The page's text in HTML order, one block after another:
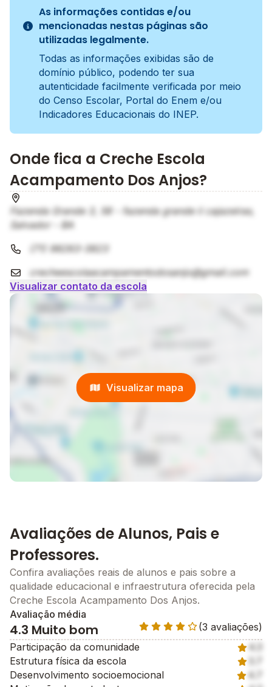
adotados pela escola no processo de ensino e
aprendizagem do aluno.
As informações contidas e/ou
mencionadas nestas páginas são
utilizadas legalmente.
Todas as informações exibidas são de
domínio público, podendo ter sua
autenticidade facilmente verificada por meio
do Censo Escolar, Portal do Enem e/ou
Indicadores Educacionais do INEP.
Onde fica a Creche Escola
Acampamento Dos Anjos?
Fazenda Grande 3, 58 - fazenda grande ii cajazeiras,
Salvador - BA
(71) 98263-3823
crecheescolaacampamentodosanjo@gmail.com
Visualizar contato da escola
Visualizar mapa
Avaliações de Alunos, Pais e
Professores.
Confira avaliações reais de alunos e pais sobre a
qualidade educacional e infraestrutura oferecida pela
Creche Escola Acampamento Dos Anjos.
Avaliação média
4.3 Muito bom
(3 avaliações)
Participação da comunidade
4.3
Estrutura física da escola
Desenvolvimento socioemocional
4.7